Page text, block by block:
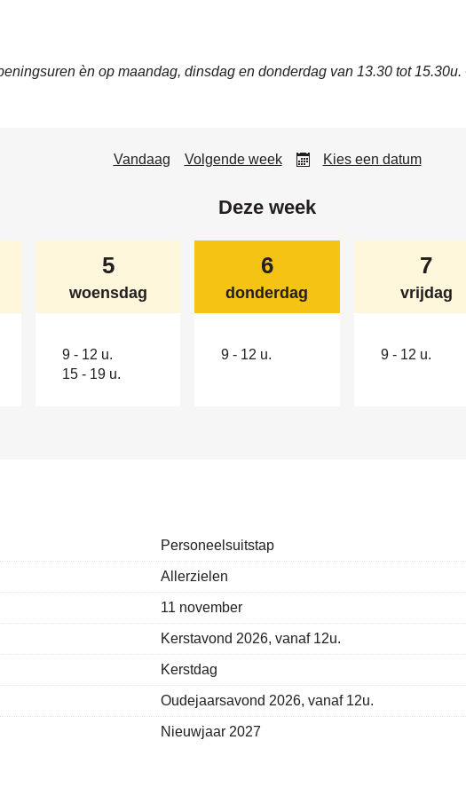
èn op maandag, dinsdag en donderdag van 13.30 tot 15.30u.
Vandaag Volgende week Kies een datum
Deze week
woensdag
5
augustus
9- 12 u.
&
15- 19 u.
donderdag
6
augustus
9 - 12 u.
vrijdag
7
augustus
9- 12 u.
Personeelsuitstap
Allerzielen
11 november
Kerstavond 2026, vanaf 12u.
Kerstdag
Oudejaarsavond 2026, vanaf 12u.
Nieuwjaar 2027